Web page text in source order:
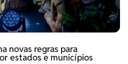
novas regras para
estados e municípios